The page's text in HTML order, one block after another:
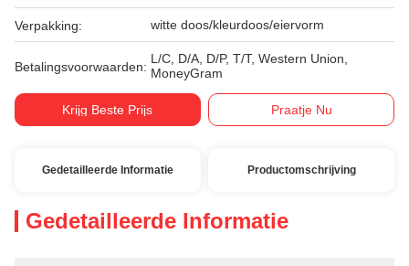
Verpakking: witte doos/kleurdoos/eiervorm
Betalingsvoorwaarden:
L/C, D/A, D/P, T/T, Western Union,
MoneyGram
Krijg Beste Prijs Praatje Nu
Gedetailleerde Informatie Productomschrijving
Gedetailleerde Informatie